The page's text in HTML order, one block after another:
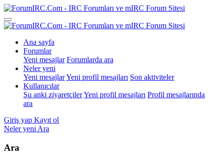
Ana sayfa
Forumlar
Yeni mesajlar Forumlarda ara
Neler yeni
Yeni mesajlarYeni profil mesajları Son aktiviteler
Kullanıcılar
Şu anki ziyaretçilerYeni profil mesajları Profil mesajlarında
ara
Giriş yap Kayıt ol
Neler yeni Ara
Ara